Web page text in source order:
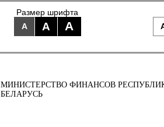
Размер шрифта
A
A A
МИНИСТЕРСТВО ФИНАНСОВ
БЕЛАРУСЬ